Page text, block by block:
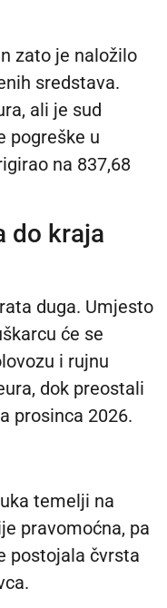
zato je naložilo
sredstava.
ali je sud
pogreške u
na 837,68
do kraja
duga. Umjesto
će se
i rujnu
dok preostali
prosinca 2026.
temelji na
pravomoćna, pa
postojala čvrsta